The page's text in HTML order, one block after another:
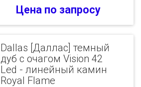
Цена по запросу
Dallas [Даллас] темный
дуб с очагом Vision 42
Led - линейный камин
Royal Flame